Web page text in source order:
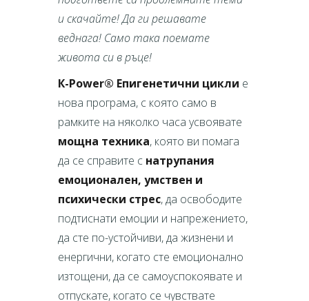
и скачайте! Да ги решавате
веднага! Само така поемате
живота си в ръце!
К-Power® Епигенетични цикли e
нова програма, с която само в
рамките на няколко часа усвоявате
мощна техника, която ви помага
да се справите с натрупания
емоционален, умствен и
психически стрес, да освободите
подтиснати емоции и напрежението,
да сте по-устойчиви, да жизнени и
енергични, когато сте емоционално
изтощени, да се самоуспокоявате и
отпускате, когато се чувствате